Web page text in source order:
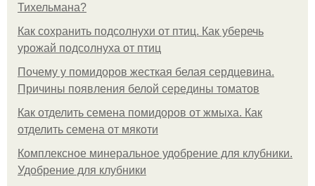
Тихельмана?
Как сохранить подсолнухи от птиц. Как уберечь
урожай подсолнуха от птиц
Почему у помидоров жесткая белая сердцевина.
Причины появления белой середины томатов
Как отделить семена помидоров от жмыха. Как
отделить семена от мякоти
Комплексное минеральное удобрение для клубники.
Удобрение для клубники